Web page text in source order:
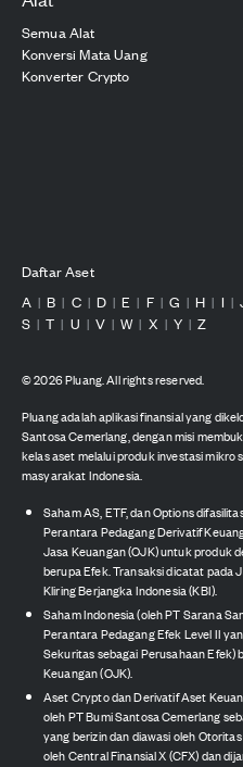
Semua Alat
Konversi Mata Uang
Konverter Crypto
Daftar Aset
A | B | C | D | E | F | G | H | I |
S | T | U | V | W | X | Y | Z
©2026Pluang. All rights reserved.
Pluang adalah aplikasi finansial yang
Santosa Cemerlang, dengan misi
kelas aset melalui produk investasi mikro
masyarakat Indonesia.
Saham AS, ETF, dan Options
Perantara Pedagang Derivatif
Jasa Keuangan (OJK) untuk produk
berupa Efek. Transaksi dicatat pada
Kliring Berjangka Indonesia (KBI).
Saham Indonesia (oleh PT Sarana
Perantara Pedagang Efek Level II
Sekuritas sebagai Perusahaan Efek)
Keuangan (OJK).
Aset Crypto dan Derivatif Aset
oleh PT Bumi Santosa Cemerlang
yang berizin dan diawasi oleh
oleh Central Finansial X (CFX) dan